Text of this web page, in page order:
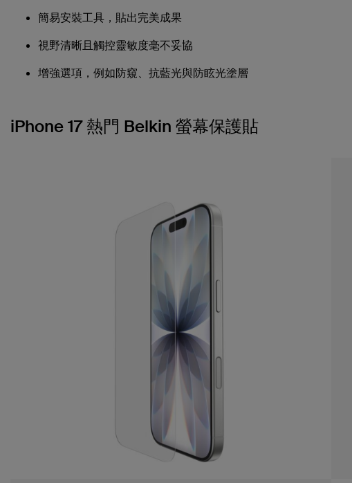
簡易安裝工具 ，貼出完美成果
視野清晰且觸控靈敏度毫不妥協
增強選項 ，例如防窺、抗藍光與防眩光塗層
iPhone 17 熱門 Belkin 螢幕保護貼